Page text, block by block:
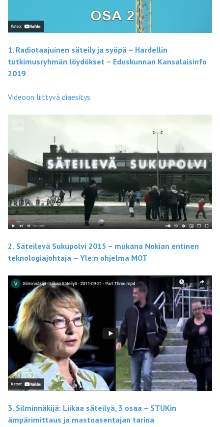
1. Radiotaajuinen säteily ja syöpä – Hardellin
tutkimusryhmän löydökset – Eduskunnan Kansalaisinfo
2019
Videoon liittyvä diaesitys
2. Säteilevä Sukupolvi 2015 – mukana Nokian entinen
teknologiajohtaja – Yle:n ohjelma MOT
3. Silminnäkijä: Liikaa säteilyä, 3 osaa – STUKin
ämpärimittaus ja mastoasentajan tarina